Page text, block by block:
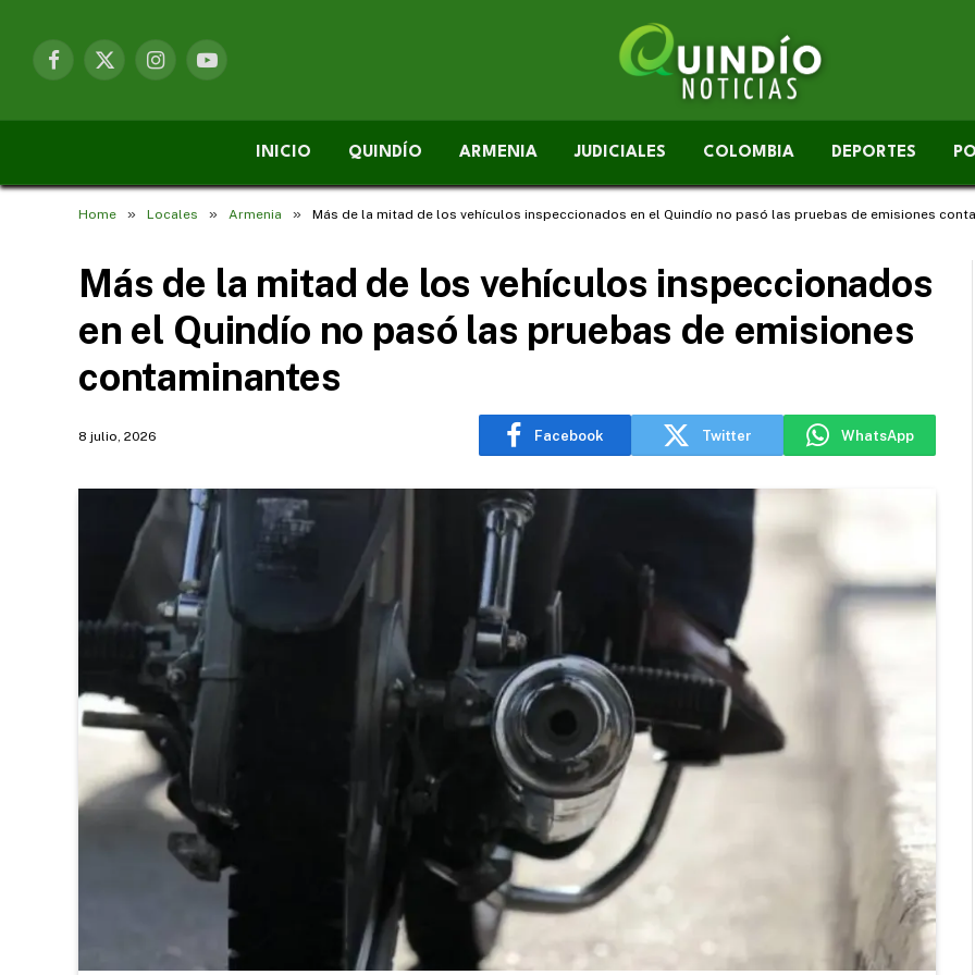
Facebook
X
InstagramYouTube
INICIO QUINDÍO ARMENIA JUDICIALES COLOMBIA DEPORTES
Home » Locales » Armenia » Más de la mitad de los vehículos inspeccionados en el Quindío no pasó las pruebas de emisiones
Más de la mitad de los vehículos inspeccionados
en el Quindío no pasó las pruebas de emisiones
contaminantes
8 julio, 2026 Facebook Twitter WhatsApp